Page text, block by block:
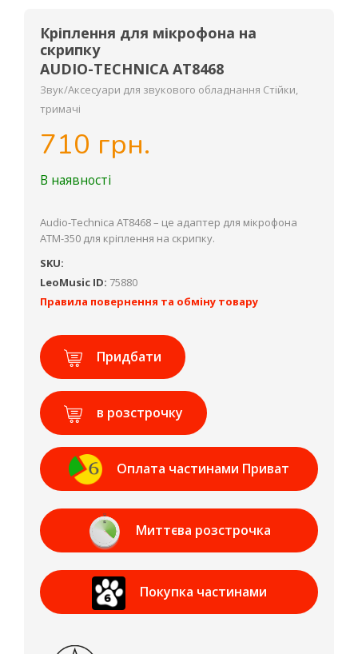
Кріплення для мікрофона на
скрипку
AUDIO-TECHNICA AT8468
Звук/Аксесуари для звукового обладнання Стійки,
тримачі
710 грн.
В наявності
Audio-Technica AT8468 – це адаптер для мікрофона
ATM-350 для кріплення на скрипку.
SKU:
LeoMusic ID: 75880
Правила повернення та обміну товару
Придбати
в розстрочку
Оплата частинами Приват
Банк
Миттєва розстрочка
Приват Банк
Покупка частинами